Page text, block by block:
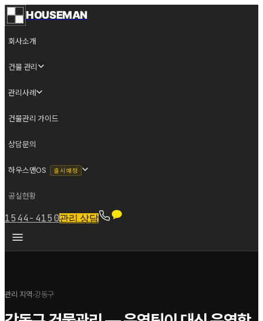
HOUSEMAN
회사소개
건물 관리
관리사례
건물관리 가이드
상담문의
하우스맨OS 출시 예정
공실현황
1544-4150관리 상담
관리 지역›강동구